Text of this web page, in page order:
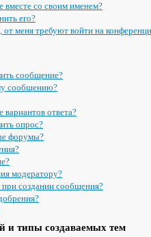
вместе со своим именем?
его?
меня требуют войти на
сообщение?
сообщению?
ответа?
опрос?
форумы?
модератору?
создании сообщения?
и типы создаваемых тем